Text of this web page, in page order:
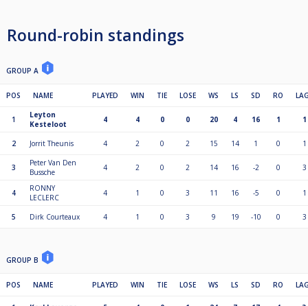
Round-robin standings
GROUP A
POS NAME PLAYED WIN TIE LOSE WS LS SD RO
1
Leyton
Kesteloot
4 4 0 0 20 4 16 1 1
2 Jorrit Theunis 4 2 0 2 15 14 1 0 1
3
Peter Van Den
Bussche
4 2 0 2 14 16 -2 0 3
4
RONNY
LECLERC
4 1 0 3 11 16 -5 0 1
5 Dirk Courteaux 4 1 0 3 9 19 -10 0 3
GROUP B
POS NAME PLAYED WIN TIE LOSE WS LS SD RO